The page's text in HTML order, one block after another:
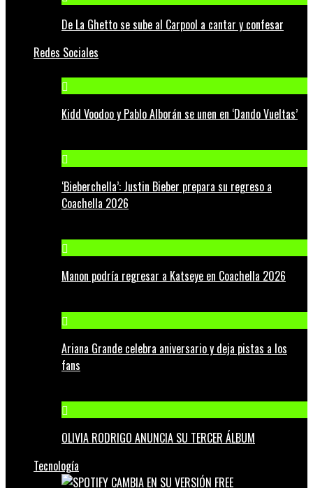
De La Ghetto se sube al Carpool a cantar y confesar
Redes Sociales
Kidd Voodoo y Pablo Alborán se unen en ‘Dando Vueltas’
‘Bieberchella’: Justin Bieber prepara su regreso a
Coachella 2026
Manon podría regresar a Katseye en Coachella 2026
Ariana Grande celebra aniversario y deja pistas a los
fans
OLIVIA RODRIGO ANUNCIA SU TERCER ÁLBUM
Tecnología